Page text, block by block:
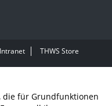
die für Grundfunktionen
Intranet THWS Store